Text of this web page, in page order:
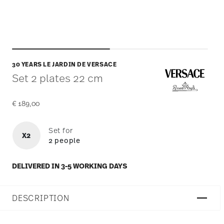
30 YEARS LE JARDIN DE VERSACE
Set 2 plates 22 cm
€ 189,00
X2
Set for
2 people
DELIVERED IN 3-5 WORKING DAYS
DESCRIPTION